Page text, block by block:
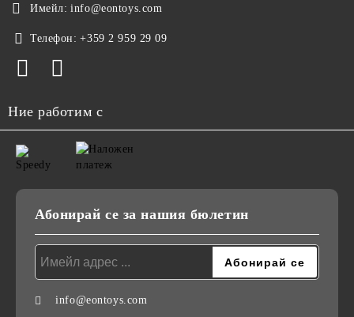
Имейл: info@eontoys.com
Телефон: +359 2 959 29 09
Ние работим с
Абонирай се за нашия бюлетин
info@eontoys.com